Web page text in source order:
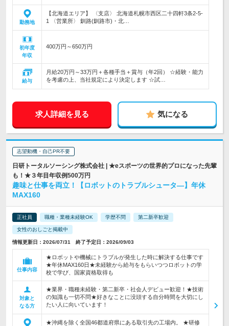
勤務地
【北海道エリア】 〈支店〉 北海道札幌市西区二十四軒3条2-5-
1 〈営業所〉 釧路(釧路市)・北…
初年度
年収
400万円～650万円
給与
月給20万円～33万円＋各種手当＋賞与（年2回） ☆経験・能力
を考慮の上、当社規定により決定します ☆試…
求人詳細を見る 気になる
志望動機・自己PR不要
日研トータルソーシング株式会社 | ★eスポーツの世界的プロになった先輩
も！★３年目年収例500万円
趣味と仕事を両立！【ロボットのトラブルシュータ―】年休
MAX160
正社員 職種・業種未経験OK 学歴不問 第二新卒歓迎
女性のおしごと掲載中
情報更新日：2026/07/31 終了予定日：2026/09/03
仕事内容
★ロボットや機械にトラブルが発生した時に解決する仕事です
★年休MAX160日★未経験から給与をもらいつつロボットの学
校で学び、国家資格取得も
対象と
なる方
★業界・職種未経験・第二新卒・社会人デビュー歓迎！★技術
の知識も一切不問★好きなことに没頭する自分時間を大切にし
たい人に向いています！
★沖縄を除く全国46都道府県にある取引先の工場内。 ★研修